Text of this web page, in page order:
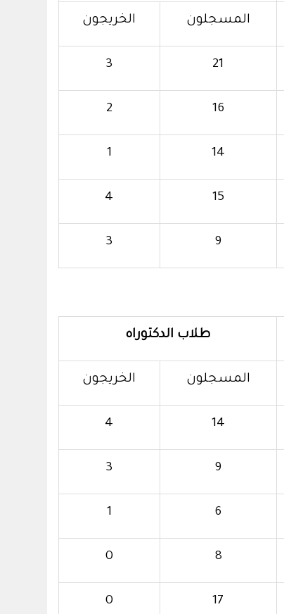
المسجلون الخريجون
21
3
16
2
14
1
15
4
9
3
طلاب الدكتوراه
المسجلون الخريجون
14
4
9
3
6
1
8
0
17
0